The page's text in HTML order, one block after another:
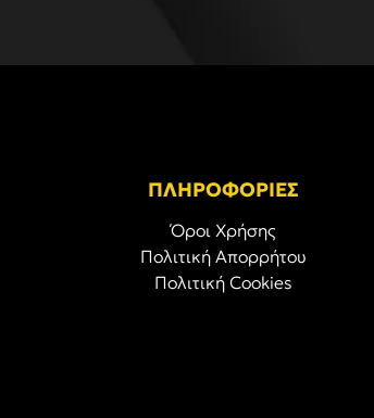
ΠΛΗΡΟΦΟΡΙΕΣ
Όροι Χρήσης
Πολιτική Απορρήτου
Πολιτική Cookies